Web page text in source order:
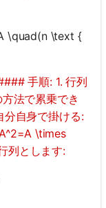
\quad(n \text {
手順: 1. 行列
法で累乗でき
分自身で掛ける:
\times
列とします: